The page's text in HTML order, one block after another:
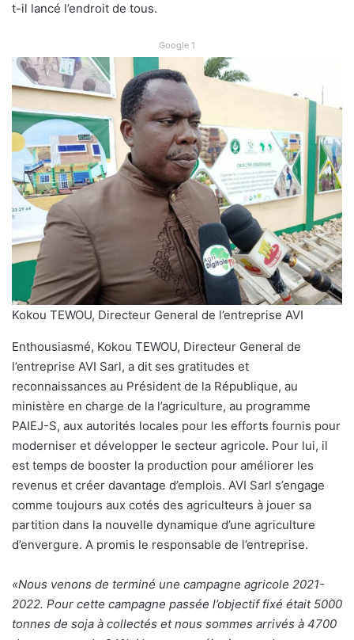
t-il lancé l’endroit de tous.
Google 1
Kokou TEWOU, Directeur General de l’entreprise AVI
Enthousiasmé, Kokou TEWOU, Directeur General de
l’entreprise AVI Sarl, a dit ses gratitudes et
reconnaissances au Président de la République, au
ministère en charge de la l’agriculture, au programme
PAIEJ-S, aux autorités locales pour les efforts fournis pour
moderniser et développer le secteur agricole. Pour lui, il
est temps de booster la production pour améliorer les
revenus et créer davantage d’emplois. AVI Sarl s’engage
comme toujours aux cotés des agriculteurs à jouer sa
partition dans la nouvelle dynamique d’une agriculture
d’envergure. A promis le responsable de l’entreprise.
«Nous venons de terminé une campagne agricole 2021-
2022. Pour cette campagne passée l’objectif fixé était 5000
tonnes de soja à collectés et nous sommes arrivés à 4700